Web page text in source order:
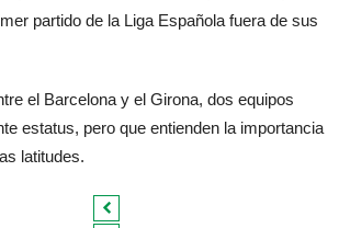
partido de la Liga Española fuera de sus
el Barcelona y el Girona, dos equipos
estatus, pero que entienden la importancia
latitudes.